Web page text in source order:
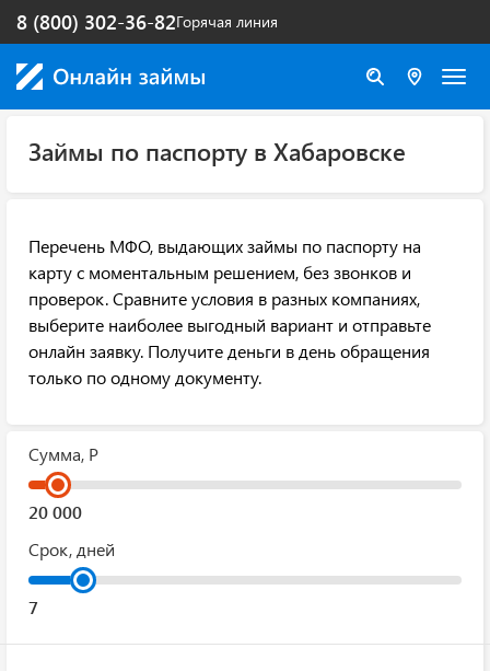
Горячая линия
8 (800) 302-36-82
Займы по паспорту в Хабаровске
Перечень МФО, выдающих займы по паспорту на
карту с моментальным решением, без звонков и
проверок. Сравните условия в разных компаниях,
выберите наиболее выгодный вариант и отправьте
онлайн заявку. Получите деньги в день обращения
только по одному документу.
Сумма, Р
Срок, дней